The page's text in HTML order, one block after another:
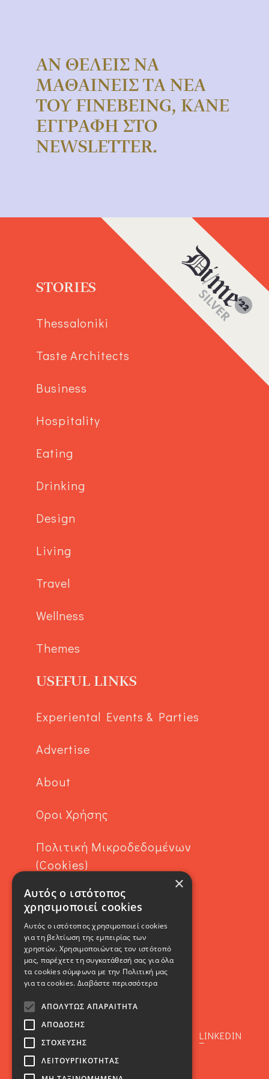
ΑΝ ΘΕΛΕΙΣ ΝΑ
ΜΑΘΑΙΝΕΙΣ ΤΑ ΝΕΑ
ΤΟΥ FINEBEING, ΚΑΝΕ
ΕΓΓΡΑΦΗ ΣΤΟ
NEWSLETTER.
STORIES
Thessaloniki
Taste Architects
Business
Hospitality
Eating
Drinking
Design
Living
Travel
Wellness
Themes
USEFUL LINKS
Experiental Events & Parties
Advertise
About
Όροι Χρήσης
Πολιτική Μικροδεδομένων
(Cookies)
Contact
SOCIAL
LINKEDIN
×
Αυτός ο ιστότοπος
χρησιμοποιεί cookies
Αυτός ο ιστότοπος χρησιμοποιεί cookies
για τη βελτίωση της εμπειρίας των
χρηστών. Χρησιμοποιώντας τον ιστότοπό
μας, παρέχετε τη συγκατάθεσή σας για όλα
τα cookies σύμφωνα με την Πολιτική μας
για τα cookies. Διαβάστε περισσότερα
ΑΠΟΛΎΤΩΣ ΑΠΑΡΑΊΤΗΤΑ
ΑΠΌΔΟΣΗΣ
ΣΤΌΧΕΥΣΗΣ
ΛΕΙΤΟΥΡΓΙΚΌΤΗΤΑΣ